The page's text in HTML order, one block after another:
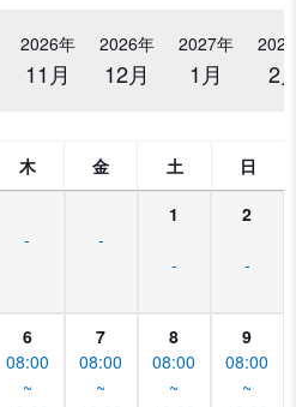
2026年
11月
2026年
12月
2027年
1月 2
木 金 土 日
- -
1
-
2
-
6
08:00
~
7
08:00
~
8
08:00
~
9
08:00
~